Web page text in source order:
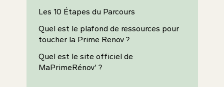
Les 10 Étapes du Parcours
Quel est le plafond de ressources pour
toucher la Prime Renov ?
Quel est le site officiel de
MaPrimeRénov’ ?